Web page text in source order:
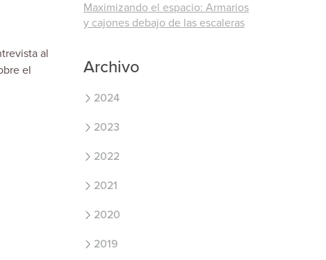
al
el
Maximizando el espacio: Armarios
y cajones debajo de las escaleras
Archivo
2024
2023
2022
2021
2020
2019